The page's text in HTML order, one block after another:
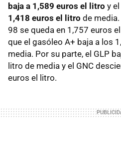
baja a 1,589 euros el litro y
1,418 euros el litro de
98 se queda en 1,757 euros
que el gasóleo A+ baja a los
media. Por su parte, el GLP
litro de media y el GNC
euros el litro.